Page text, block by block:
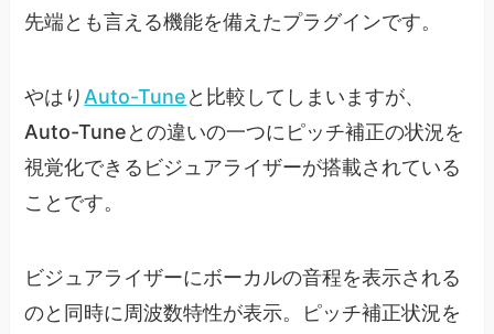
先端とも言える機能を備えたプラグインです。
やはり Auto-Tuneと比較してしまいますが、
Auto-Tuneとの違いの一つにピッチ補正の状況を
視覚化できるビジュアライザーが搭載されている
ことです。
ビジュアライザーにボーカルの音程を表示される
のと同時に周波数特性が表示。ピッチ補正状況を